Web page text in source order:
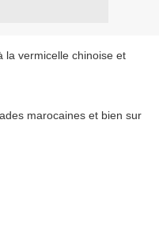
la vermicelle chinoise et
marocaines et bien sur